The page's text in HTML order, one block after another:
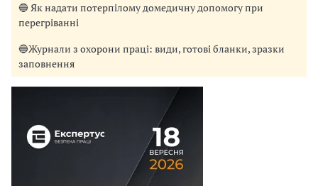
🔵 Як надати потерпілому домедичну допомогу при
перегріванні
🔵Журнали з охорони праці: види, готові бланки, зразки
заповнення